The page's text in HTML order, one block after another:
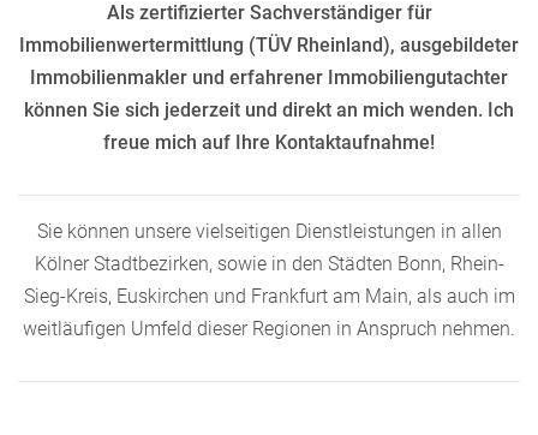
Als zertifizierter Sachverständiger für
Immobilienwertermittlung (TÜV Rheinland), ausgebildeter
Immobilienmakler und erfahrener Immobiliengutachter
können Sie sich jederzeit und direkt an mich wenden. Ich
freue mich auf Ihre Kontaktaufnahme!
Sie können unsere vielseitigen Dienstleistungen in allen
Kölner Stadtbezirken, sowie in den Städten Bonn, Rhein-
Sieg-Kreis, Euskirchen und Frankfurt am Main, als auch im
weitläufigen Umfeld dieser Regionen in Anspruch nehmen.